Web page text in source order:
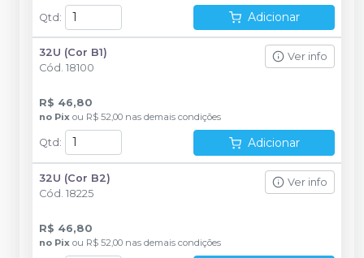
Qtd: Adicionar
32U (Cor B1)
Cód. 18100
Ver info
R$ 46,80
no Pix ou R$ 52,00 nas demais condições
Qtd : Adicionar
32U (Cor B2)
Cód. 18225
Ver info
R$ 46,80
no Pix ou R$ 52,00 nas demais condições